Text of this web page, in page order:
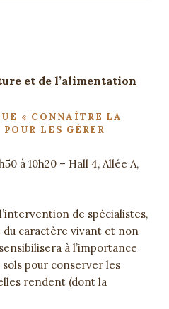
et de l’alimentation
« CONNAÎTRE LA
LES GÉRER
à 10h20 – Hall 4, Allée A,
de spécialistes,
caractère vivant et non
à l’importance
pour conserver les
rendent (dont la